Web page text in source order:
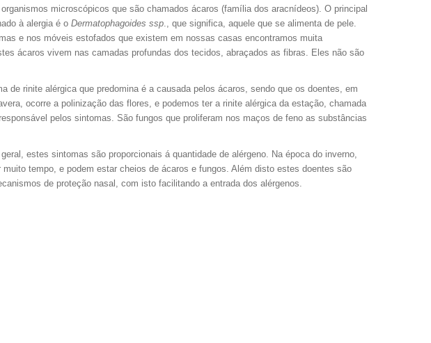
microscópicos que são chamados ácaros (família dos aracnídeos). O principal
à alergia é o Dermatophagoides ssp., que significa, aquele que se alimenta de pele.
e nos móveis estofados que existem em nossas casas encontramos muita
ácaros vivem nas camadas profundas dos tecidos, abraçados as fibras. Eles não são
rinite alérgica que predomina é a causada pelos ácaros, sendo que os doentes, em
ocorre a polinização das flores, e podemos ter a rinite alérgica da estação, chamada
pelos sintomas. São fungos que proliferam nos maços de feno as substâncias
estes sintomas são proporcionais á quantidade de alérgeno. Na época do inverno,
tempo, e podem estar cheios de ácaros e fungos. Além disto estes doentes são
de proteção nasal, com isto facilitando a entrada dos alérgenos.